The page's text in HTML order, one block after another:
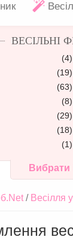
ВЕСІЛЬНІ
(4)
(19)
(63)
(8)
(29)
(18)
(1)
Вибрати
Весілля